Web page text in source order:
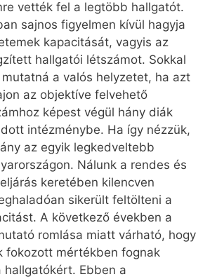
vették fel a legtöbb hallgatót.
sajnos figyelmen kívül hagyja
kapacitását, vagyis az
hallgatói létszámot. Sokkal
a valós helyzetet, ha azt
az objektíve felvehető
képest végül hány diák
intézménybe. Ha így nézzük,
az egyik legkedveltebb
Nálunk a rendes és
keretében kilencven
sikerült feltölteni a
A következő években a
romlása miatt várható, hogy
fokozott mértékben fognak
hallgatókért. Ebben a